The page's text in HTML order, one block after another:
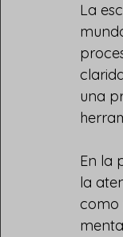
La
una
En la
la
como